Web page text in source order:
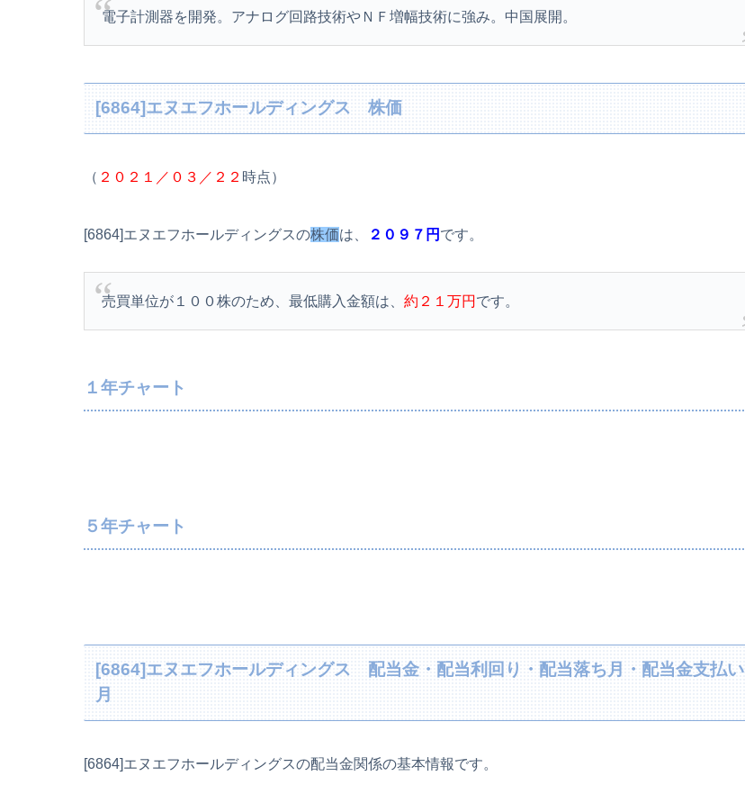
電子計測器を開発。アナログ回路技術やＮＦ増幅技術に強み。中国展開。
[6864]エヌエフホールディングス 株価
（ ２０２１／０３／２２ 時点）
[6864]エヌエフホールディングスの株価は、 ２０９７円 です。
売買単位が１００株のため、最低購入金額は、約２１万円 です。
１年チャート
５年チャート
[6864]エヌエフホールディングス 配当金・配当利回り・配当落ち月・配当金支払い
月
[6864]エヌエフホールディングスの配当金関係の基本情報です。